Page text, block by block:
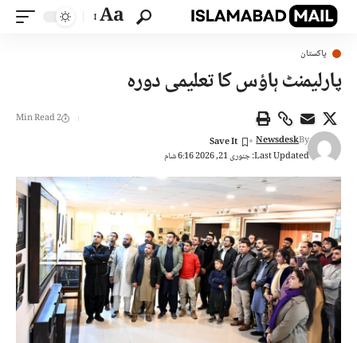
Aa
پاکستان
پارلیمنٹ ہاؤس کا تعلیمی دورہ
Last Updated: جنوری 21, 2026 6:16 شام
By
Newsdesk
2 Min Read